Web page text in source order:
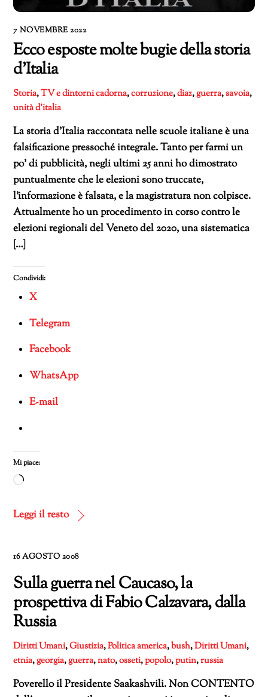
7 NOVEMBRE 2022
Ecco esposte molte bugie della storia
d’Italia
Storia,TV e dintornicadorna,corruzione,diaz,guerra,savoia,
unità d'italia
La storia d’Italia raccontata nelle scuole italiane è una
falsificazione pressoché integrale. Tanto per farmi un
po’ di pubblicità, negli ultimi 25 anni ho dimostrato
puntualmente che le elezioni sono truccate,
l’informazione è falsata, e la magistratura non colpisce.
Attualmente ho un procedimento in corso contro le
elezioni regionali del Veneto del 2020, una sistematica
[…]
Condividi:
X
Telegram
Facebook
WhatsApp
E-mail
Mi piace:
Caricamento
corso…
Leggi il resto
16 AGOSTO 2008
Sulla guerra nel Caucaso, la
prospettiva di Fabio Calzavara, dalla
Russia
Diritti Umani,Giustizia,Politicaamerica,bush,Diritti Umani,
etnia,georgia,guerra,nato,osseti,popolo,putin,russia
Poverello il Presidente Saakashvili. Non CONTENTO